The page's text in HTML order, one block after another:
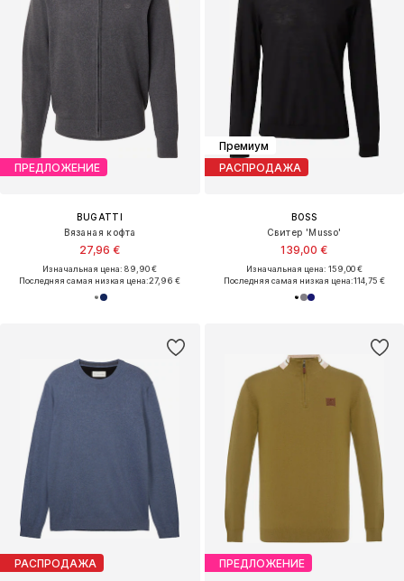
ПРЕДЛОЖЕНИЕ
BUGATTI
Вязаная кофта
27,96 €
Изначальная цена: 89,90 €
Последняя самая низкая цена:27,96 €
Премиум
РАСПРОДАЖА
BOSS
Свитер 'Musso'
139,00 €
Изначальная цена: 159,00 €
Последняя самая низкая цена:114,75 €
РАСПРОДАЖА ПРЕДЛОЖЕНИЕ